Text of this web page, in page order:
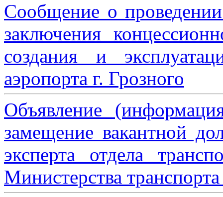
Сообщение о
заключения
создания и
аэропорта г. Грозного
Объявление
замещение вакантной
эксперта отдела
Министерства